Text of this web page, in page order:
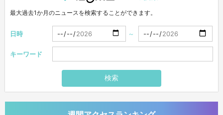
最大過去1か月のニュースを検索することができます。
日時 ～
キーワード
検索